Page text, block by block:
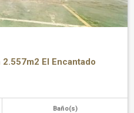
El Encantado
Baño(s)